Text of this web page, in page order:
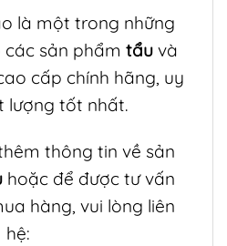
là một trong những
sản phẩm tẩu và
cấp chính hãng, uy
lượng tốt nhất.
thông tin về sản
hoặc để được tư vấn
hàng, vui lòng liên
hệ: